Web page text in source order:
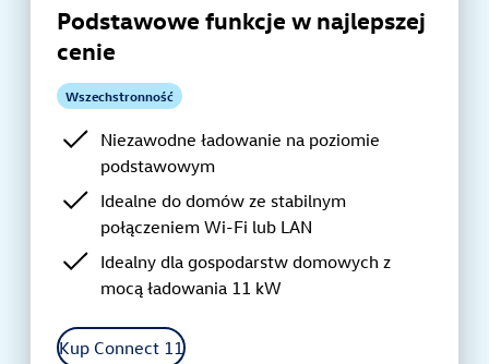
Podstawowe funkcje w najlepszej
cenie
Wszechstronność
Niezawodne ładowanie na poziomie
podstawowym
Idealne do domów ze stabilnym
połączeniem Wi-Fi lub LAN
Idealny dla gospodarstw domowych z
mocą ładowania 11 kW
Kup Connect 11